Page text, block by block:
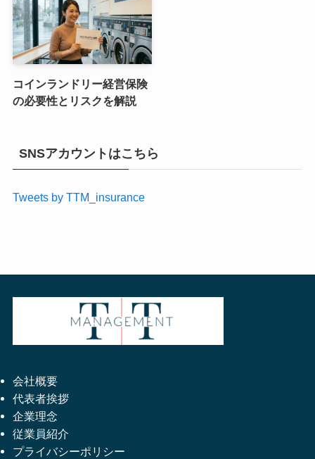
コインランドリー経営保険
の必要性とリスクを解説
SNSアカウントはこちら
Tweets by TTM_insurance
会社概要
代表者挨拶
企業理念
従業員紹介
プライバシーポリシー